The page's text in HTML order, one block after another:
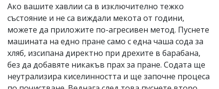
Ако вашите хавлии са в изключително тежко
състояние и не са виждали мекота от години,
можете да приложите по-агресивен метод. Пуснете
машината на едно пране само с една чаша сода за
хляб, изсипана директно при дрехите в барабана,
без да добавяте никакъв прах за пране. Содата ще
неутрализира киселинността и ще започне процеса